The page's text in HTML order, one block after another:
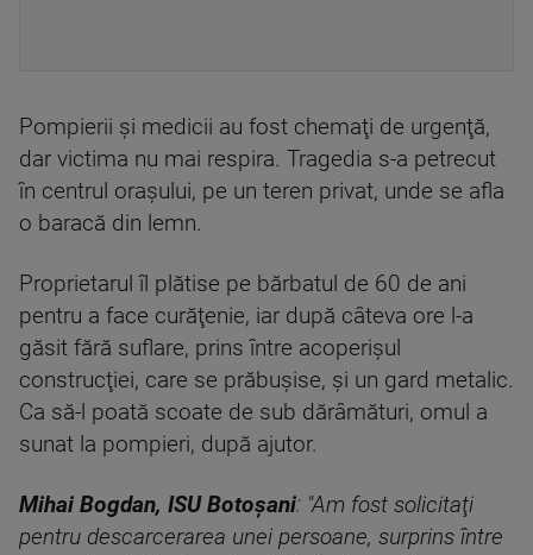
Pompierii şi medicii au fost chemaţi de urgenţă,
dar victima nu mai respira. Tragedia s-a petrecut
în centrul oraşului, pe un teren privat, unde se afla
o baracă din lemn.
Proprietarul îl plătise pe bărbatul de 60 de ani
pentru a face curăţenie, iar după câteva ore l-a
găsit fără suflare, prins între acoperişul
construcţiei, care se prăbuşise, şi un gard metalic.
Ca să-l poată scoate de sub dărâmături, omul a
sunat la pompieri, după ajutor.
Mihai Bogdan, ISU Botoşani: "Am fost solicitaţi
pentru descarcerarea unei persoane, surprins între